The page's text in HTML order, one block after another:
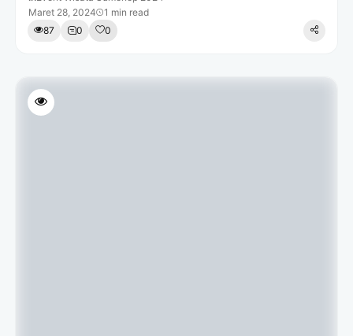
Maret 28, 2024
1 min read
87
0 0